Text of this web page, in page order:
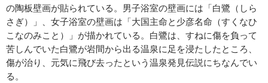
の陶板壁画が貼られている。男子浴室の壁画には「白鷺（しら
さぎ）」、女子浴室の壁画は「大国主命と少彦名命（すくなひ
こなのみこと）」が描かれている。白鷺は、すねに傷を負って
苦しんでいた白鷺が岩間から出る温泉に足を浸たしたところ、
傷が治り、元気に飛び去ったという温泉発見伝説にちなんでい
る。